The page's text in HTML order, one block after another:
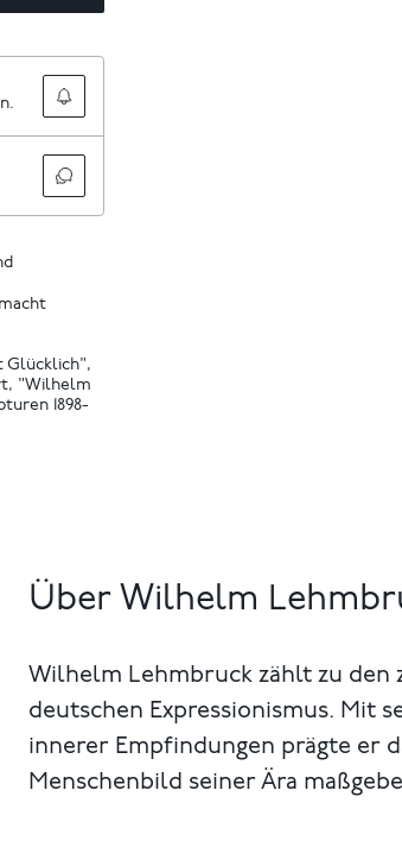
Glücklich",
"Wilhelm
1898-
Über Wilhelm
Wilhelm Lehmbruck zählt zu den
deutschen Expressionismus. Mit
innerer Empfindungen prägte er
Menschenbild seiner Ära